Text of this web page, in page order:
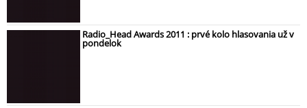
Radio_Head Awards 2011 : prvé kolo hlasovania už v
pondelok